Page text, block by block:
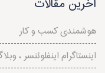
آخرین مقالات
هوشمندی کسب و کار
اینستاگرام اینفلوئنسر ،